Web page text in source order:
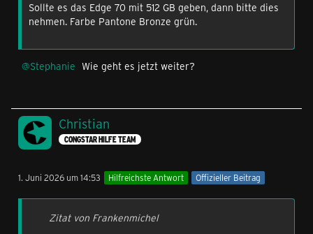
Sollte es das Edge 70 mit 512 GB geben, dann bitte dies
nehmen. Farbe Pantone Bronze grün.
Stephanie Wie geht es jetzt weiter?
Christian
CONGSTAR HILFE TEAM
1. Juni 2026 um 14:53 Hilfreichste Antwort Offizieller Beitrag
Zitat von Frankenmichel